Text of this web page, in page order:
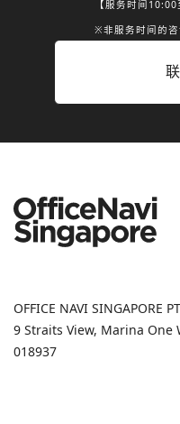
【服务时间10:00
※非服务时间的咨
OFFICE NAVI SINGAPORE
9 Straits View, Marina One
018937